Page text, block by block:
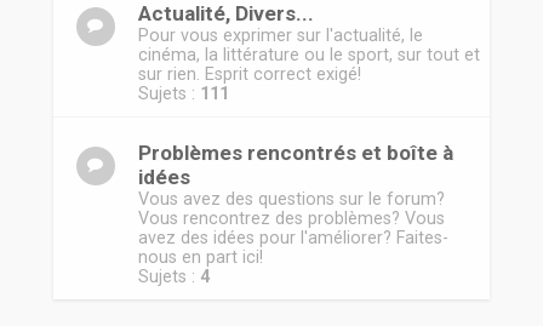
Actualité, Divers...
Pour vous exprimer sur l'actualité, le
cinéma, la littérature ou le sport, sur tout et
sur rien. Esprit correct exigé!
Sujets : 111
Problèmes rencontrés et boîte à
idées
Vous avez des questions sur le forum?
Vous rencontrez des problèmes? Vous
avez des idées pour l'améliorer? Faites-
nous en part ici!
Sujets : 4